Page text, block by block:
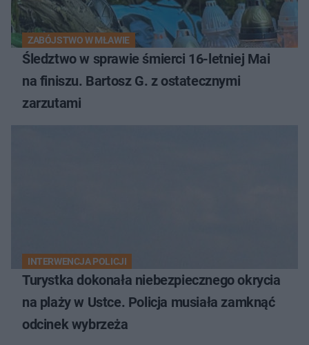
ZABÓJSTWO W MŁAWIE
Śledztwo w sprawie śmierci 16-letniej Mai
na finiszu. Bartosz G. z ostatecznymi
zarzutami
INTERWENCJA POLICJI
Turystka dokonała niebezpiecznego okrycia
na plaży w Ustce. Policja musiała zamknąć
odcinek wybrzeża